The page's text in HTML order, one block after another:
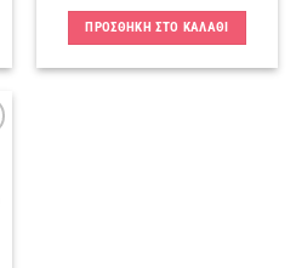
ΠΡΟΣΘΗΚΗ ΣΤΟ ΚΑΛΑΘΙ